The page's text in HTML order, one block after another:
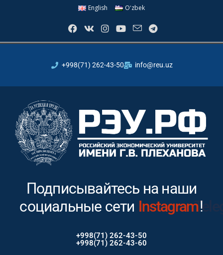
English Oʻzbek
+998(71) 262-43-50 info@reu.uz
Подписывайтесь на наши
социальные сети Instagram!
+998(71) 262-43-50
+998(71) 262-43-60